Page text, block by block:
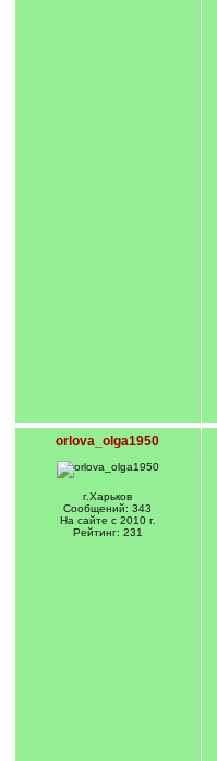
orlova_olga1950
г.Харьков
Сообщений: 343
На сайте с 2010 г.
Рейтинг: 231